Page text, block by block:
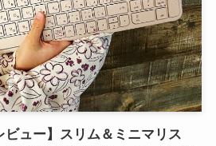
ビュー】スリム＆ミニマリス